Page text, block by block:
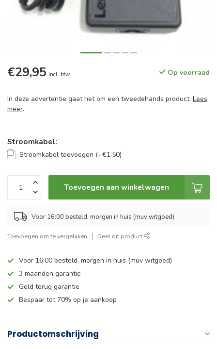
€29,95 Incl. btw Op voorraad
In deze advertentie gaat het om een tweedehands product. Lees
meer.
Stroomkabel:
Stroomkabel toevoegen (+€1,50)
Toevoegen aan winkelwagen
Voor 16:00 besteld, morgen in huis (muv witgoed)
Toevoegen om te vergelijken Deel dit product
Voor 16:00 besteld, morgen in huis (muv witgoed)
3 maanden garantie
Geld terug garantie
Bespaar tot 70% op je aankoop
Productomschrijving